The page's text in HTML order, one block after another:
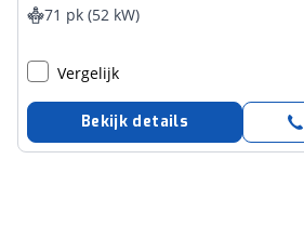
71 pk (52 kW)
Vergelijk
Bekijk details